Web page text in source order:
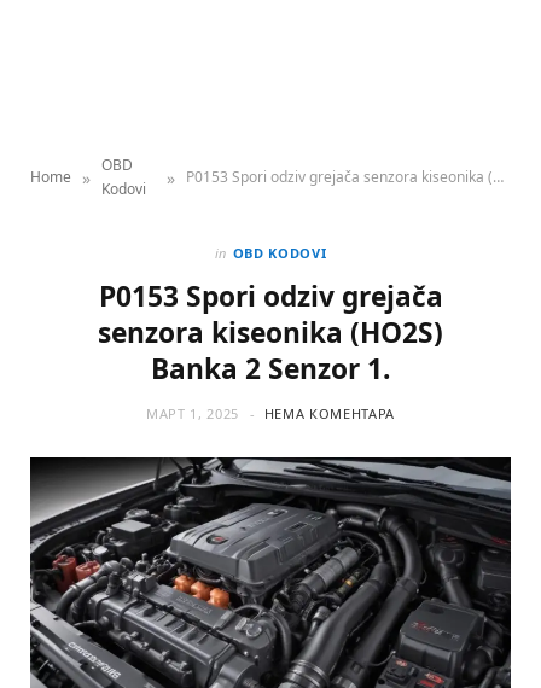
Home »
OBD
Kodovi
» P0153 Spori odziv grejača senzora kiseonika (HO2S) Banka 2 Senzor 1.
in OBD KODOVI
P0153 Spori odziv grejača
senzora kiseonika (HO2S)
Banka 2 Senzor 1.
МАРТ 1, 2025 НЕМА КОМЕНТАРА